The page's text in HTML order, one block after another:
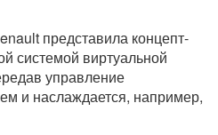
представила концепт-
системой виртуальной
управление
и наслаждается, например,